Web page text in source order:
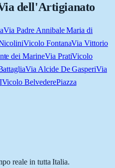
dell'Artigianato
Via Padre Annibale Maria di
Vicolo FontanaVia Vittorio
dei MarineVia PratiVicolo
Via Alcide De GasperiVia
Vicolo BelvederePiazza
reale in tutta Italia.